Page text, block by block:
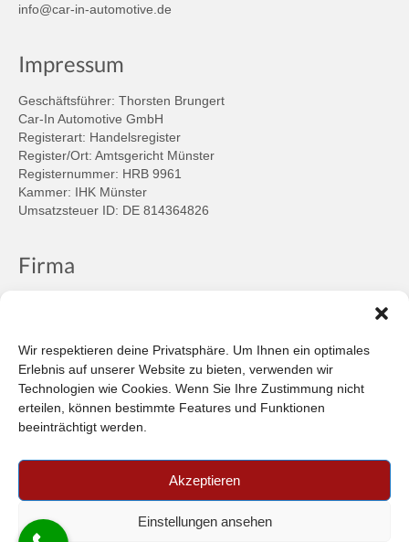
Wir respektieren deine Privatsphäre. Um Ihnen ein optimales
Erlebnis auf unserer Website zu bieten, verwenden wir
Technologien wie Cookies. Wenn Sie Ihre Zustimmung nicht
erteilen, können bestimmte Features und Funktionen
beeinträchtigt werden.
Akzeptieren
Einstellungen ansehen
info@car-in-automotive.de
Impressum
Geschäftsführer: Thorsten Brungert
Car-In Automotive GmbH
Registerart: Handelsregister
Register/Ort: Amtsgericht Münster
Registernummer: HRB 9961
Kammer: IHK Münster
Umsatzsteuer ID: DE 814364826
Firma
Über uns
Informationen
Plattform der EU-Kommission zur Online-Streitbeilegung
Unsere AGB (PDF)